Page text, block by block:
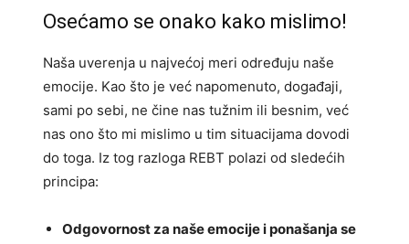
Osećamo se onako kako mislimo!
Naša uverenja u najvećoj meri određuju naše
emocije. Kao što je već napomenuto, događaji,
sami po sebi, ne čine nas tužnim ili besnim, već
nas ono što mi mislimo u tim situacijama dovodi
do toga. Iz tog razloga REBT polazi od sledećih
principa:
Odgovornost za naše emocije i ponašanja se